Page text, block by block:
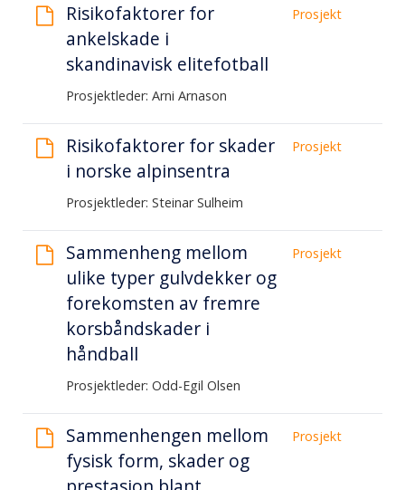
Risikofaktorer for
ankelskade i
skandinavisk elitefotball
Prosjektleder: Arni Arnason
Prosjekt
Risikofaktorer for skader
i norske alpinsentra
Prosjektleder: Steinar Sulheim
Prosjekt
Sammenheng mellom
ulike typer gulvdekker og
forekomsten av fremre
korsbåndskader i
håndball
Prosjektleder: Odd-Egil Olsen
Prosjekt
Sammenhengen mellom
fysisk form, skader og
Prosjekt